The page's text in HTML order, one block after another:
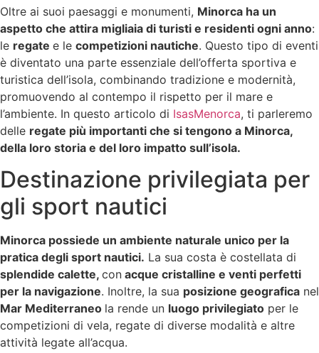
Oltre ai suoi paesaggi e monumenti, Minorca ha un
aspetto che attira migliaia di turisti e residenti ogni anno:
le regate e le competizioni nautiche. Questo tipo di eventi
è diventato una parte essenziale dell’offerta sportiva e
turistica dell’isola, combinando tradizione e modernità,
promuovendo al contempo il rispetto per il mare e
l’ambiente. In questo articolo di IsasMenorca, ti parleremo
delle regate più importanti che si tengono a Minorca,
della loro storia e del loro impatto sull’isola.
Destinazione privilegiata per
gli sport nautici
Minorca possiede un ambiente naturale unico per la
pratica degli sport nautici. La sua costa è costellata di
splendide calette, con acque cristalline e venti perfetti
per la navigazione. Inoltre, la sua posizione geografica nel
Mar Mediterraneo la rende un luogo privilegiato per le
competizioni di vela, regate di diverse modalità e altre
attività legate all’acqua.